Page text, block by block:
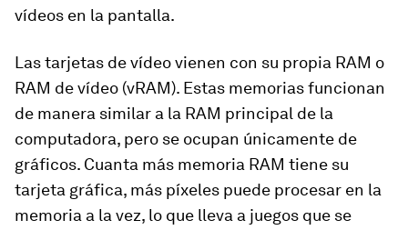
vídeos en la pantalla.
Las tarjetas de vídeo vienen con su propia RAM o
RAM de vídeo (vRAM). Estas memorias funcionan
de manera similar a la RAM principal de la
computadora, pero se ocupan únicamente de
gráficos. Cuanta más memoria RAM tiene su
tarjeta gráfica, más píxeles puede procesar en la
memoria a la vez, lo que lleva a juegos que se